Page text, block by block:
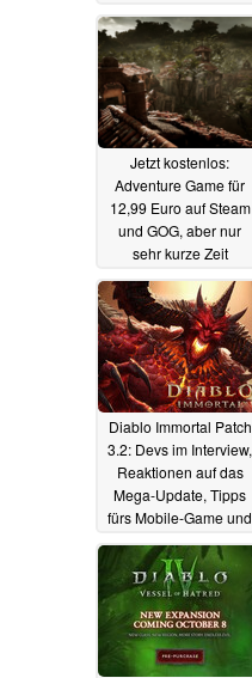
24.09.2025
Jetzt kostenlos:
Adventure Game für
12,99 Euro auf Steam
und GOG, aber nur
sehr kurze Zeit
23.03.2025
Diablo Immortal Patch
3.2: Devs im Interview,
Reaktionen auf das
Mega-Update, Tipps
fürs Mobile-Game und
24.12.2024